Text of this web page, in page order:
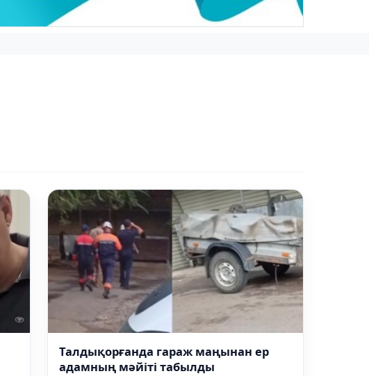
Талдықорғанда гараж маңынан ер
адамның мәйіті табылды